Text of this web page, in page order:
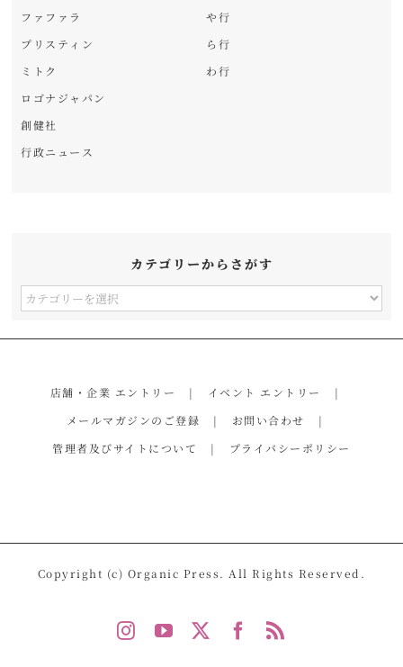
ファファラ
プリスティン
ミトク
ロゴナジャパン
創健社
行政ニュース
や行
ら行
わ行
カテゴリーからさがす
カ
す
店舗・企業 エントリー
イベント エントリー
メールマガジンのご登録
お問い合わせ
管理者及びサイトについて
プライバシーポリシー
Copyright (c) Organic Press. All Rights Reserved.
InstagramYouTube Facebook